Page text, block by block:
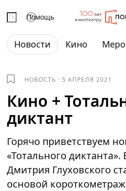
Помощь
Новости Кино
НОВОСТЬ · 5 АПРЕЛЯ 2021
Кино +
диктант
Горячо приветствуем
«Тотального диктанта».
Дмитрия Глуховского
основой